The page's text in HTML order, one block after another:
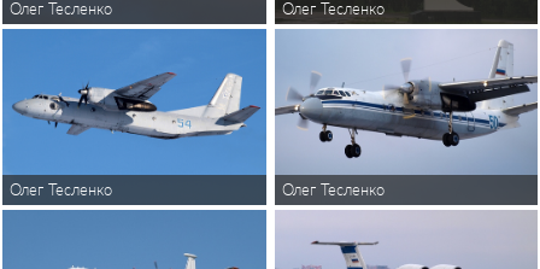
Олег Тесленко Олег Тесленко
Олег Тесленко Олег Тесленко